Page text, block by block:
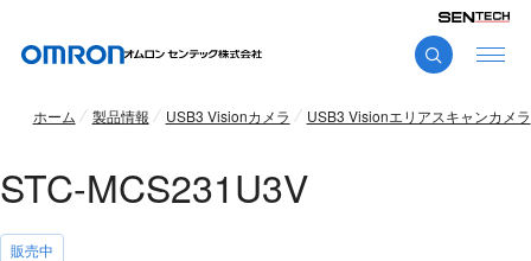
ホーム 製品情報 USB3 Visionカメラ USB3 Visionエリアスキャンカメラ
STC-MCS231U3V
販売中